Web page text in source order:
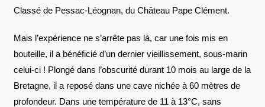
Classé de Pessac-Léognan, du Château Pape Clément.
Mais l’expérience ne s’arrête pas là, car une fois mis en
bouteille, il a bénéficié d’un dernier vieillissement, sous-marin
celui-ci ! Plongé dans l’obscurité durant 10 mois au large de la
Bretagne, il a reposé dans une cave nichée à 60 mètres de
profondeur. Dans une température de 11 à 13°C, sans